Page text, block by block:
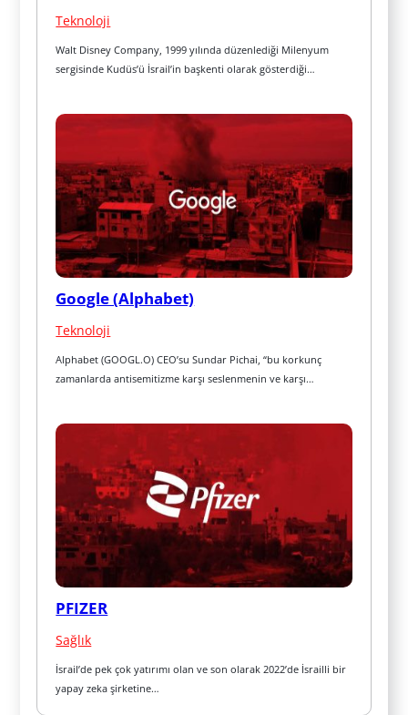
Teknoloji
Walt Disney Company, 1999 yılında düzenlediği Milenyum
sergisinde Kudüs’ü İsrail’in başkenti olarak gösterdiği…
Google (Alphabet)
Teknoloji
Alphabet (GOOGL.O) CEO’su Sundar Pichai, “bu korkunç
zamanlarda antisemitizme karşı seslenmenin ve karşı…
PFIZER
Sağlık
İsrail’de pek çok yatırımı olan ve son olarak 2022’de İsrailli bir
yapay zeka şirketine…